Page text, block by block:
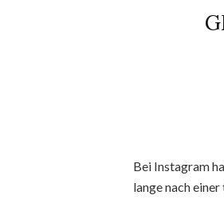
Bei Instagram
lange nach